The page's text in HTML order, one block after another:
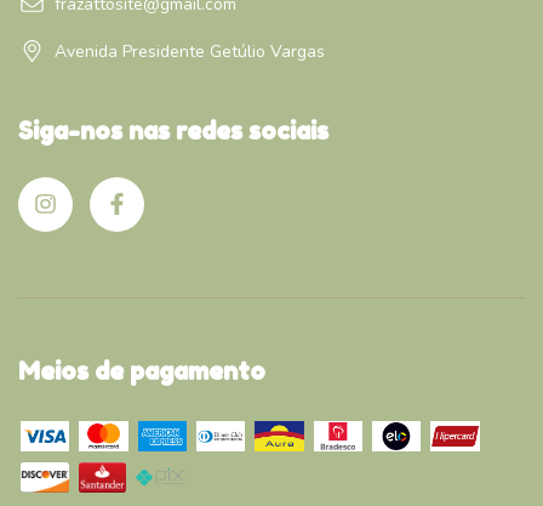
Avenida Presidente Getúlio Vargas
Siga-nos nas redes sociais
Meios de pagamento